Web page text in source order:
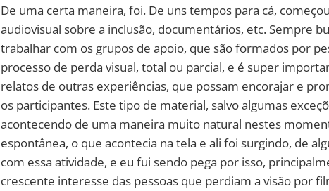
De uma certa maneira, foi. De uns tempos para cá,
audiovisual sobre a inclusão, documentários, etc. Sempre
trabalhar com os grupos de apoio, que são formados por
processo de perda visual, total ou parcial, e é super
relatos de outras experiências, que possam encorajar e
os participantes. Este tipo de material, salvo algumas
acontecendo de uma maneira muito natural nestes
espontânea, o que acontecia na tela e ali foi surgindo, de
com essa atividade, e eu fui sendo pega por isso,
crescente interesse das pessoas que perdiam a visão por